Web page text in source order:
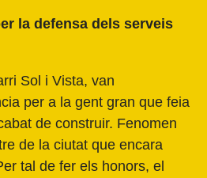
la defensa dels serveis
Sol i Vista, van
per a la gent gran que feia
de construir. Fenomen
de la ciutat que encara
tal de fer els honors, el